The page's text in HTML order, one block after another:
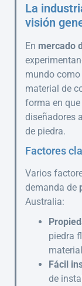
La
visión
En mercado
mundo
material de
forma en
diseñadores
de piedra.
Factores
Varios
demanda de
Australia:
piedra
Fácil
de